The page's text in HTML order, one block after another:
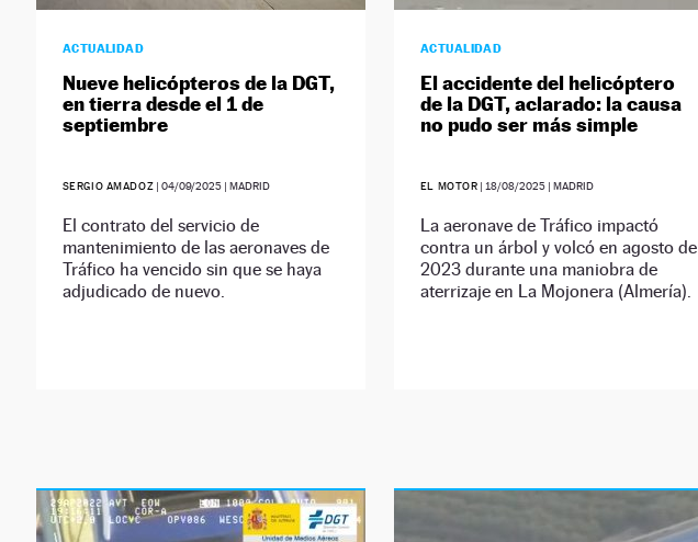
ACTUALIDAD
Nueve helicópteros de la DGT,
en tierra desde el 1 de
septiembre
SERGIO AMADOZ |04/09/2025 | MADRID
El contrato del servicio de
mantenimiento de las aeronaves de
Tráfico ha vencido sin que se haya
adjudicado de nuevo.
ACTUALIDAD
El accidente del helicóptero
de la DGT, aclarado: la causa
no pudo ser más simple
EL MOTOR | 18/08/2025 | MADRID
La aeronave de Tráfico impactó
contra un árbol y volcó en agosto de
2023 durante una maniobra de
aterrizaje en La Mojonera (Almería).